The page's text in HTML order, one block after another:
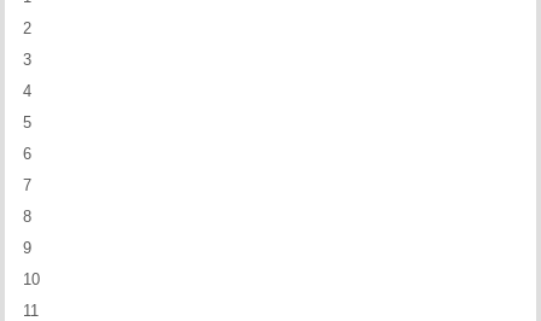
INFORMACIÓ
2
3
4
5
6
7
8
9
10
11